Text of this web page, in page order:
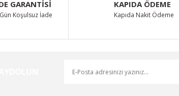
GARANTİSİ
Koşulsuz İade
KAPIDA ÖDEME
Kapıda Nakit Ödeme